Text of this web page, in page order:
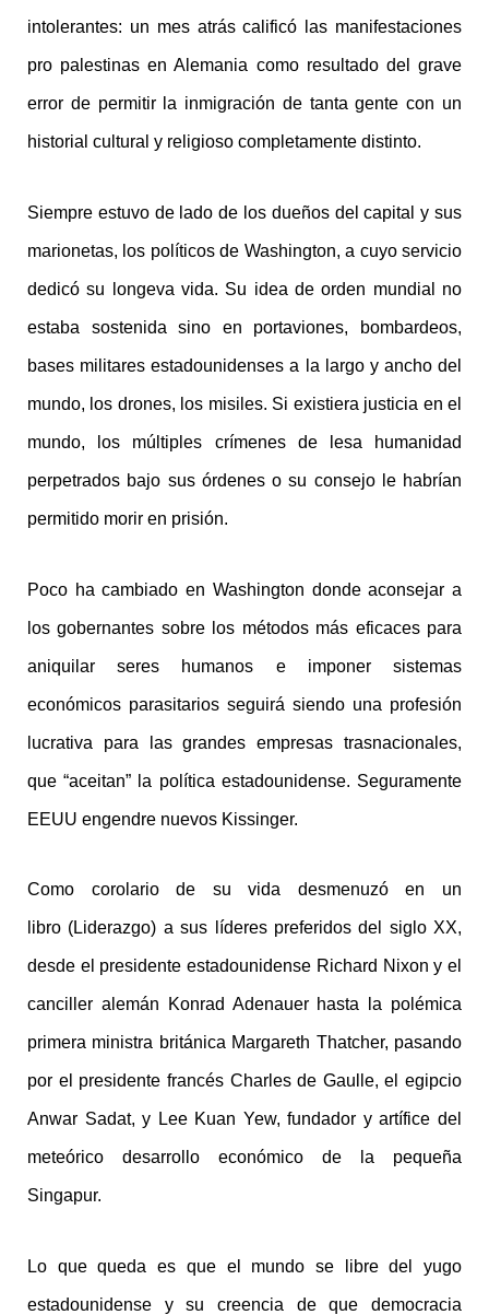
intolerantes: un mes atrás calificó las manifestaciones
pro palestinas en Alemania como resultado del grave
error de permitir la inmigración de tanta gente con un
historial cultural y religioso completamente distinto.
Siempre estuvo de lado de los dueños del capital y sus
marionetas, los políticos de Washington, a cuyo servicio
dedicó su longeva vida. Su idea de orden mundial no
estaba sostenida sino en portaviones, bombardeos,
bases militares estadounidenses a la largo y ancho del
mundo, los drones, los misiles. Si existiera justicia en el
mundo, los múltiples crímenes de lesa humanidad
perpetrados bajo sus órdenes o su consejo le habrían
permitido morir en prisión.
Poco ha cambiado en Washington donde aconsejar a
los gobernantes sobre los métodos más eficaces para
aniquilar seres humanos e imponer sistemas
económicos parasitarios seguirá siendo una profesión
lucrativa para las grandes empresas trasnacionales,
que “aceitan” la política estadounidense. Seguramente
EEUU engendre nuevos Kissinger.
Como corolario de su vida desmenuzó en un
libro (Liderazgo) a sus líderes preferidos del siglo XX,
desde el presidente estadounidense Richard Nixon y el
canciller alemán Konrad Adenauer hasta la polémica
primera ministra británica Margareth Thatcher, pasando
por el presidente francés Charles de Gaulle, el egipcio
Anwar Sadat, y Lee Kuan Yew, fundador y artífice del
meteórico desarrollo económico de la pequeña
Singapur.
Lo que queda es que el mundo se libre del yugo
estadounidense y su creencia de que democracia